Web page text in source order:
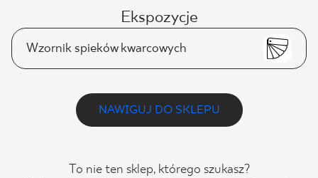
Ekspozycje
Wzornik spieków kwarcowych
NAWIGUJ DO SKLEPU
To nie ten sklep, którego szukasz?